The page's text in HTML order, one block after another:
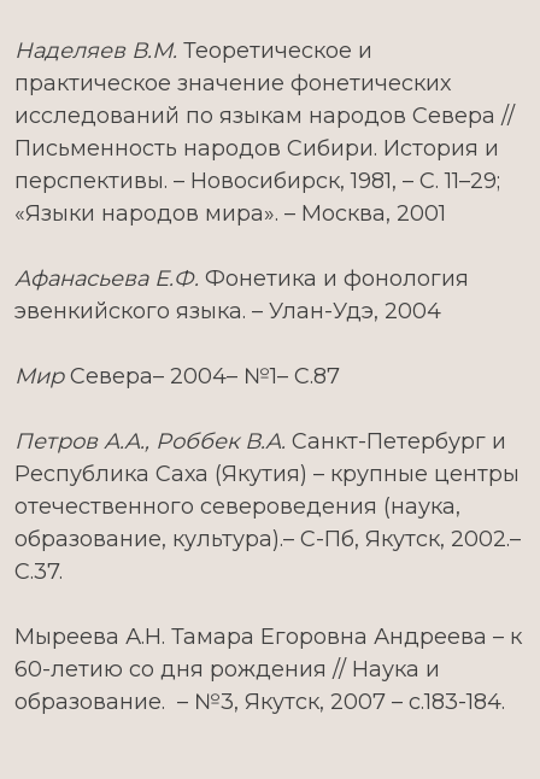
Наделяев В.М. Теоретическое и
практическое значение фонетических
исследований по языкам народов Севера //
Письменность народов Сибири. История и
перспективы. – Новосибирск, 1981, – С. 11–29;
«Языки народов мира». – Москва, 2001
Афанасьева Е.Ф. Фонетика и фонология
эвенкийского языка. – Улан-Удэ, 2004
МирСевера– 2004– №1– С.87
Петров А.А., Роббек В.А. Санкт-Петербург и
Республика Саха (Якутия) – крупные центры
отечественного североведения (наука,
образование, культура).– С-Пб, Якутск, 2002.–
С.37.
Мыреева А.Н. Тамара Егоровна Андреева – к
60-летию со дня рождения // Наука и
образование. – №3, Якутск, 2007 – с.183-184.